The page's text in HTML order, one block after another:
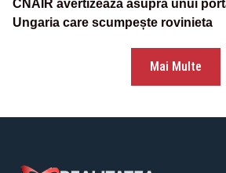
CNAIR avertizează asupra unui
Ungaria care scumpește rovinieta
Mai Multe